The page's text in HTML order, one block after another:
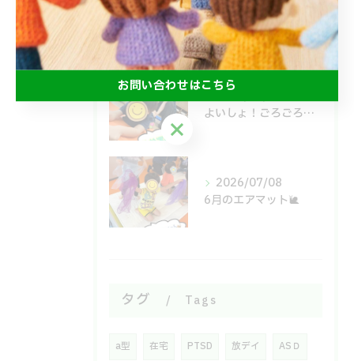
2026/07/18
みんなで食べるとおいしいね😋
よいしょ！ごろごろ！体幹運動🙌
2026/07/08
6月のエアマット🐌
タグ Tags
a型 在宅 PTSD 放デイ ASＤ
お問い合わせはこちら
お問い合わせはこちら